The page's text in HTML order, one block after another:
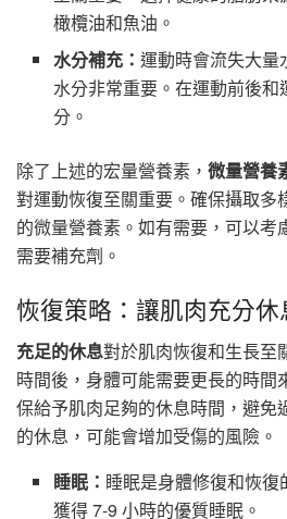
橄欖油和魚油。
水分補充：運動時會流失大量
水分非常重要。在運動前後和
分。
除了上述的宏量營養素， 微量營養
對運動恢復至關重要。確保攝取多
的微量營養素。如有需要，可以考
需要補充劑。
恢復策略：讓肌肉充分休
充足的休息對於肌肉恢復和生長至
時間後，身體可能需要更長的時間
保給予肌肉足夠的休息時間，避免
的休息，可能會增加受傷的風險。
睡眠： 睡眠是身體修復和恢
獲得 7-9 小時的優質睡眠。